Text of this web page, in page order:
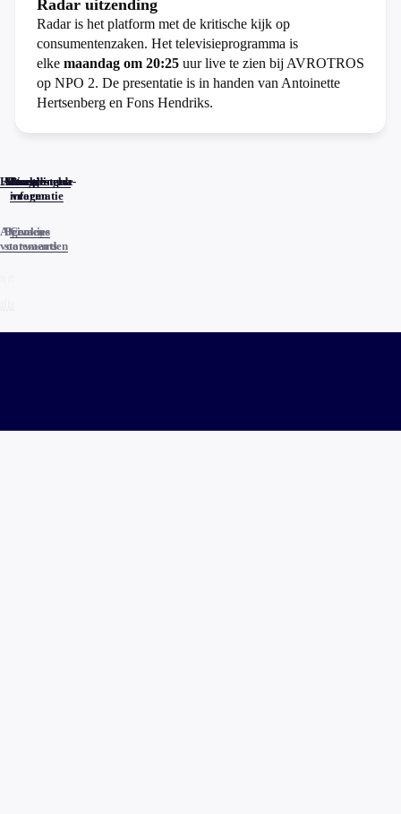
Radar uitzending
Radar is het platform met de kritische kijk op
consumentenzaken. Het televisieprogramma is
elke maandag om 20:25 uur live te zien bij AVROTROS
op NPO 2. De presentatie is in handen van Antoinette
Hertsenberg en Fons Hendriks.
Home
Actueel
Uitzendingen
Reacties
Programma-
informatie
Veelgestelde
vragen
Algemene
voorwaarden
Privacy
statements
Cookies